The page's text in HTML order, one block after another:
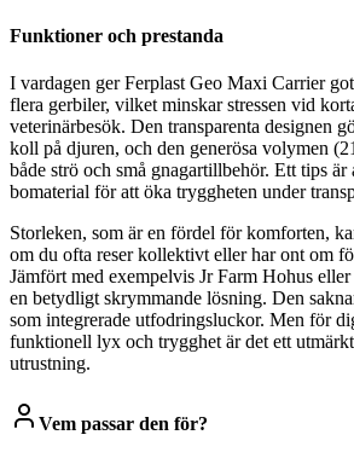
Funktioner och prestanda
I vardagen ger Ferplast Geo Maxi Carrier
flera gerbiler, vilket minskar stressen vid
veterinärbesök. Den transparenta designen
koll på djuren, och den generösa volymen
både strö och små gnagartillbehör. Ett tips är
bomaterial för att öka tryggheten under
Storleken, som är en fördel för komforten,
om du ofta reser kollektivt eller har ont om
Jämfört med exempelvis Jr Farm Hohus
en betydligt skrymmande lösning. Den
som integrerade utfodringsluckor. Men för
funktionell lyx och trygghet är det ett
utrustning.
Vem passar den för?